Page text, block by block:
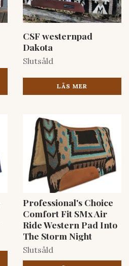
CSF westernpad
Dakota
Slutsåld
LÄS MER
Professional's Choice
Comfort Fit SMx Air
Ride Western Pad Into
The Storm Night
Slutsåld